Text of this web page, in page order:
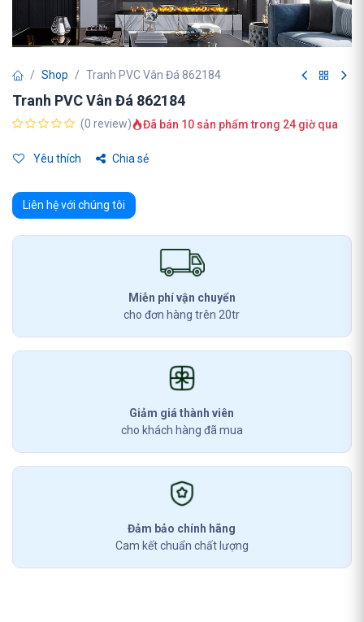
Shop Tranh PVC Vân Đá 862184
Tranh PVC Vân Đá 862184
(0 review) Đã bán 10 sản phẩm trong 24 giờ qua
Yêu thích Chia sẻ
Liên hệ với chúng tôi
Miễn phí vận chuyển
cho đơn hàng trên 20tr
Giảm giá thành viên
cho khách hàng đã mua
Đảm bảo chính hãng
Cam kết chuẩn chất lượng